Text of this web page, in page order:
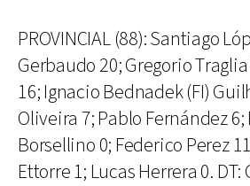
PROVINCIAL (88): Santiago
Gerbaudo 20; Gregorio
16; Ignacio Bednadek (FI)
Oliveira 7; Pablo Fernández 6;
Borsellino 0; Federico Perez
Ettorre 1; Lucas Herrera 0.